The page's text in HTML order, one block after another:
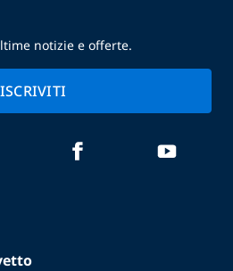
notizie e offerte.
ISCRIVITI